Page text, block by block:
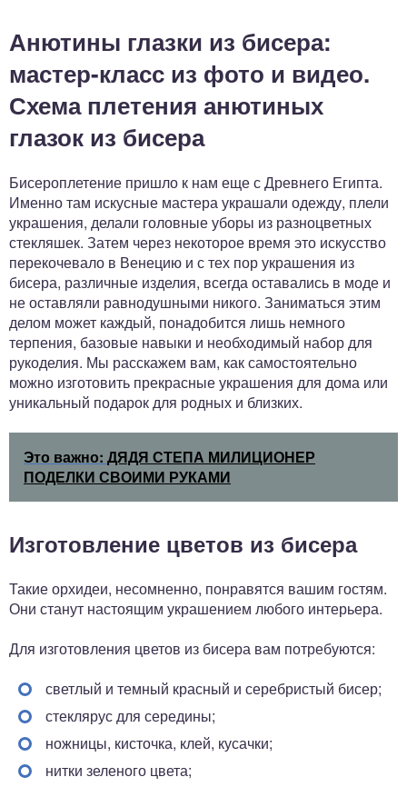
Анютины глазки из бисера:
мастер-класс из фото и видео.
Схема плетения анютиных
глазок из бисера
Бисероплетение пришло к нам еще с Древнего Египта.
Именно там искусные мастера украшали одежду, плели
украшения, делали головные уборы из разноцветных
стекляшек. Затем через некоторое время это искусство
перекочевало в Венецию и с тех пор украшения из
бисера, различные изделия, всегда оставались в моде и
не оставляли равнодушными никого. Заниматься этим
делом может каждый, понадобится лишь немного
терпения, базовые навыки и необходимый набор для
рукоделия. Мы расскажем вам, как самостоятельно
можно изготовить прекрасные украшения для дома или
уникальный подарок для родных и близких.
Это важно: ДЯДЯ СТЕПА МИЛИЦИОНЕР
ПОДЕЛКИ СВОИМИ РУКАМИ
Изготовление цветов из бисера
Такие орхидеи, несомненно, понравятся вашим гостям.
Они станут настоящим украшением любого интерьера.
Для изготовления цветов из бисера вам потребуются:
светлый и темный красный и серебристый бисер;
стеклярус для середины;
ножницы, кисточка, клей, кусачки;
нитки зеленого цвета;